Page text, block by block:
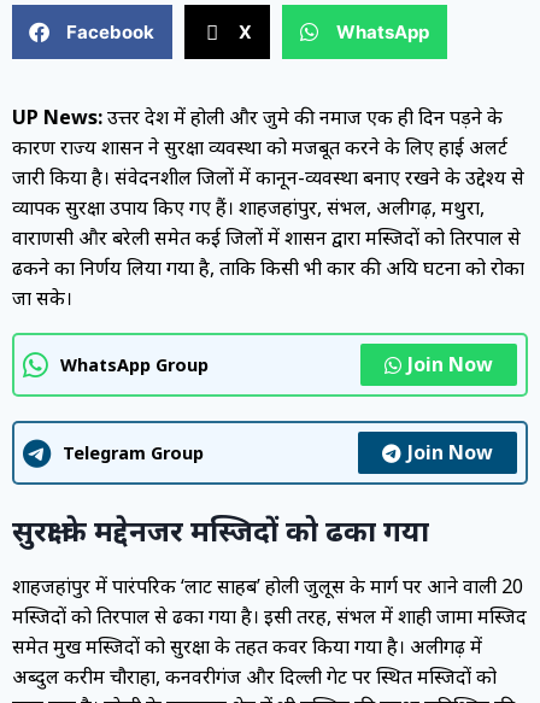
Facebook X WhatsApp
UP News:उत्तर प्रदेश में होली और जुमे की नमाज एक ही दिन पड़ने के
कारण राज्य प्रशासन ने सुरक्षा व्यवस्था को मजबूत करने के लिए हाई अलर्ट
जारी किया है। संवेदनशील जिलों में कानून-व्यवस्था बनाए रखने के उद्देश्य से
व्यापक सुरक्षा उपाय किए गए हैं। शाहजहांपुर, संभल, अलीगढ़, मथुरा,
वाराणसी और बरेली समेत कई जिलों में प्रशासन द्वारा मस्जिदों को तिरपाल से
ढकने का निर्णय लिया गया है, ताकि किसी भी प्रकार की अप्रिय घटना को रोका
जा सके।
WhatsApp Group Join Now
Telegram Group Join Now
सुरक्षा के मद्देनजर मस्जिदों को ढका गया
शाहजहांपुर में पारंपरिक ‘लाट साहब’ होली जुलूस के मार्ग पर आने वाली 20
मस्जिदों को तिरपाल से ढका गया है। इसी तरह, संभल में शाही जामा मस्जिद
समेत प्रमुख मस्जिदों को सुरक्षा के तहत कवर किया गया है। अलीगढ़ में
अब्दुल करीम चौराहा, कनवरीगंज और दिल्ली गेट पर स्थित मस्जिदों को